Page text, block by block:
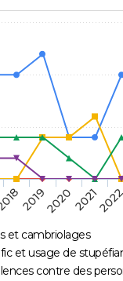
et cambriolages
et usage de
contre des
201920202021